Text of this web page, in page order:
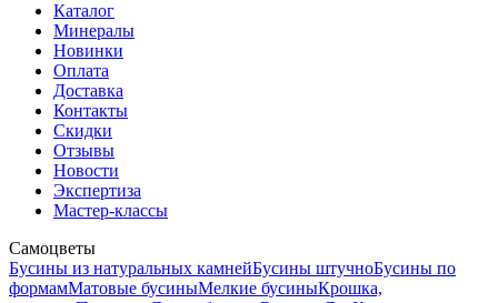
Каталог
Минералы
Новинки
Оплата
Доставка
Контакты
Скидки
Отзывы
Новости
Экспертиза
Мастер-классы
Самоцветы
Бусины из натуральных камнейБусины штучноБусины по
формамМатовые бусиныМелкие бусиныКрошка,